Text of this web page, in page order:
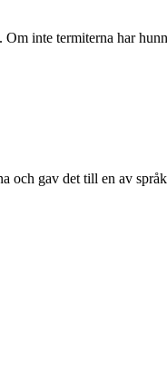
inte termiterna har
och gav det till en av